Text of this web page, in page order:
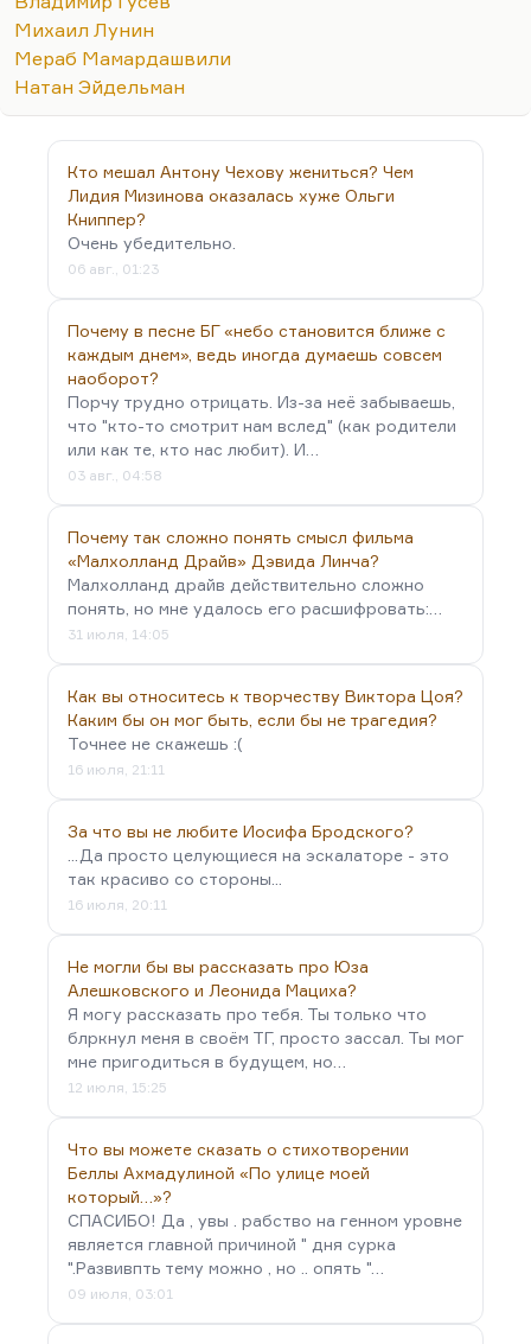
суверену (назовём это так). А что происходит с
личной честью? Личная честь — это… «
Богу, честь — никому»— вот такой девиз, так бы
это формулировалось. Дело в том, что позиция
Лунин не чувствует себя принадлежащим ни к
какой корпорации, ни к какому сословию,…
Михаил Лунин
Мераб Мамардашвили
Натан Эйдельман
Кто мешал Антону Чехову жениться? Чем
Лидия Мизинова оказалась хуже Ольги
Книппер?
Очень убедительно.
06 авг., 01:23
Почему в песне БГ «небо становится ближе с
каждым днем», ведь иногда думаешь совсем
наоборот?
Порчу трудно отрицать. Из-за неё забываешь,
что "кто-то смотрит нам вслед" (как родители
или как те, кто нас любит). И…
03 авг., 04:58
Почему так сложно понять смысл фильма
«Малхолланд Драйв» Дэвида Линча?
Малхолланд драйв действительно сложно
понять, но мне удалось его расшифровать:…
31 июля, 14:05
Как вы относитесь к творчеству Виктора Цоя?
Каким бы он мог быть, если бы не трагедия?
Точнее не скажешь :(
16 июля, 21:11
За что вы не любите Иосифа Бродского?
...Да просто целующиеся на эскалаторе - это
так красиво со стороны...
16 июля, 20:11
Не могли бы вы рассказать про Юза
Алешковского и Леонида Мациха?
Я могу рассказать про тебя. Ты только что
блркнул меня в своём ТГ, просто зассал. Ты мог
мне пригодиться в будущем, но…
12 июля, 15:25
Что вы можете сказать о стихотворении
Беллы Ахмадулиной «По улице моей
который…»?
СПАСИБО! Да , увы . рабство на генном уровне
является главной причиной " дня сурка
".Развивпть тему можно , но .. опять "…
09 июля, 03:01